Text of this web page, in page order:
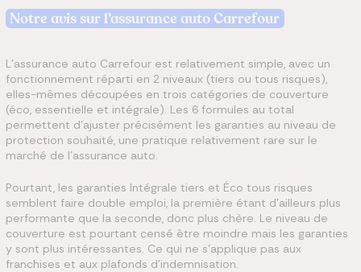
Notre avis sur l’assurance auto Carrefour
L’assurance auto Carrefour est relativement simple, avec un
fonctionnement réparti en 2 niveaux (tiers ou tous risques),
elles-mêmes découpées en trois catégories de couverture
(éco, essentielle et intégrale). Les 6 formules au total
permettent d’ajuster précisément les garanties au niveau de
protection souhaité, une pratique relativement rare sur le
marché de l’assurance auto.
Pourtant, les garanties Intégrale tiers et Éco tous risques
semblent faire double emploi, la première étant d’ailleurs plus
performante que la seconde, donc plus chère. Le niveau de
couverture est pourtant censé être moindre mais les garanties
y sont plus intéressantes. Ce qui ne s’applique pas aux
franchises et aux plafonds d’indemnisation.